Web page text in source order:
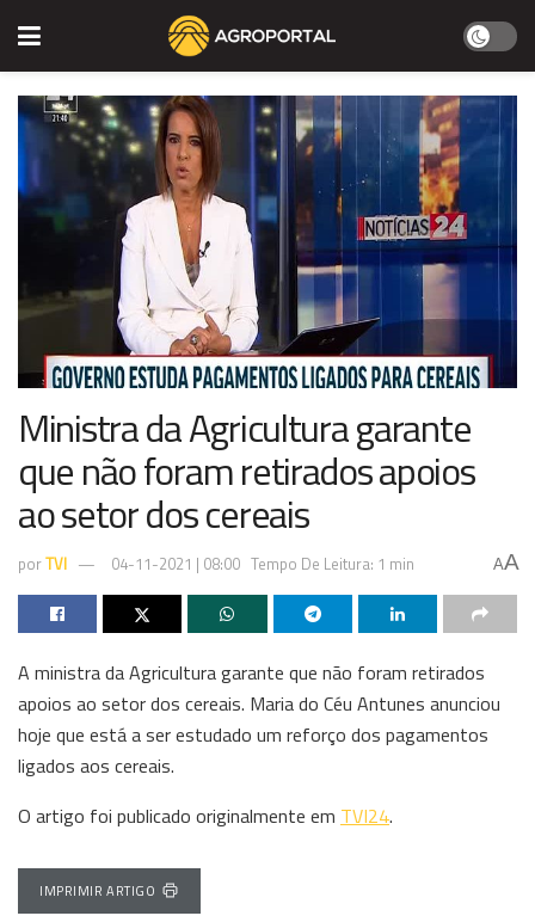
Ministra da Agricultura garante
que não foram retirados apoios
ao setor dos cereais
porTVI 04-11-2021 | 08:00 Tempo De Leitura: 1 min AA
A ministra da Agricultura garante que não foram retirados
apoios ao setor dos cereais. Maria do Céu Antunes anunciou
hoje que está a ser estudado um reforço dos pagamentos
ligados aos cereais.
O artigo foi publicado originalmente em TVI24.
IMPRIMIR ARTIGO